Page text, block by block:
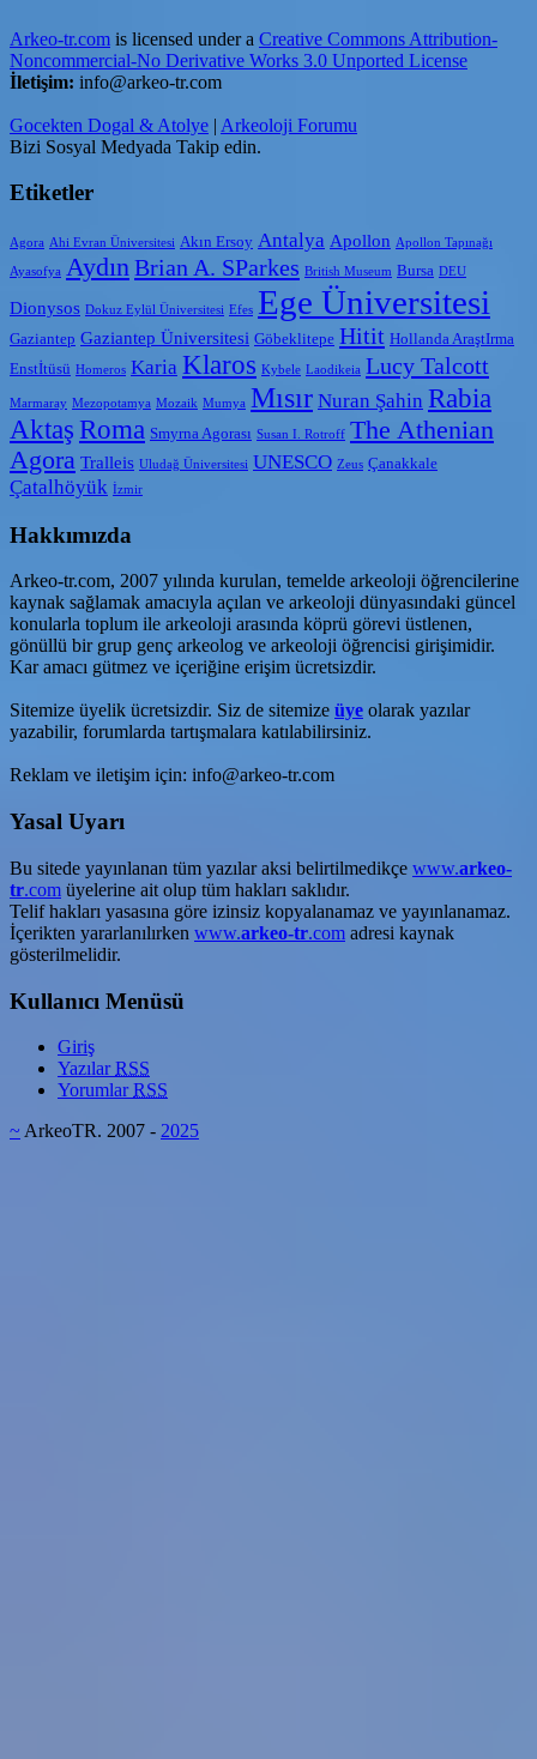
Arkeo-tr.com is licensed under a Creative Commons Attribution-
Noncommercial-No Derivative Works 3.0 Unported License
İletişim: info@arkeo-tr.com
Gocekten Dogal & Atolye | Arkeoloji Forumu
Bizi Sosyal Medyada Takip edin.
Etiketler
Agora Ahi Evran Üniversitesi Akın Ersoy Antalya Apollon Apollon Tapınağı
Ayasofya AydınBrian A. SParkes British Museum Bursa DEU
Dionysos Dokuz Eylül Üniversitesi Efes Ege Üniversitesi
Gaziantep Gaziantep Üniversitesi Göbeklitepe Hitit Hollanda AraştIrma
Enstİtüsü Homeros Karia Klaros Kybele Laodikeia Lucy Talcott
Marmaray Mezopotamya Mozaik Mumya Mısır Nuran Şahin Rabia
Aktaş Roma Smyrna Agorası Susan I. Rotroff The Athenian
Agora Tralleis Uludağ Üniversitesi UNESCO Zeus Çanakkale
Çatalhöyük İzmir
Hakkımızda
Arkeo-tr.com, 2007 yılında kurulan, temelde arkeoloji öğrencilerine
kaynak sağlamak amacıyla açılan ve arkeoloji dünyasındaki güncel
konularla toplum ile arkeoloji arasında köprü görevi üstlenen,
gönüllü bir grup genç arkeolog ve arkeoloji öğrencisi girişimidir.
Kar amacı gütmez ve içeriğine erişim ücretsizdir.
Sitemize üyelik ücretsizdir. Siz de sitemize üye olarak yazılar
yazabilir, forumlarda tartışmalara katılabilirsiniz.
Reklam ve iletişim için: info@arkeo-tr.com
Yasal Uyarı
Bu sitede yayınlanan tüm yazılar aksi belirtilmedikçe www.arkeo-
tr.com üyelerine ait olup tüm hakları saklıdır.
Telif hakları yasasına göre izinsiz kopyalanamaz ve yayınlanamaz.
İçerikten yararlanılırken www.arkeo-tr.com adresi kaynak
gösterilmelidir.
Kullanıcı Menüsü
Giriş
YazılarRSS
YorumlarRSS
~ ArkeoTR. 2007 - 2025